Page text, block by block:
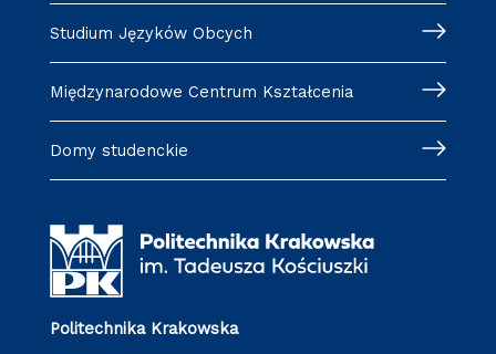
Studium Języków Obcych
Międzynarodowe Centrum Kształcenia
Domy studenckie
Politechnika Krakowska